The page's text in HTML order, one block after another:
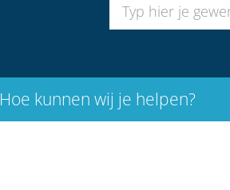
Hoe kunnen wij je helpen?